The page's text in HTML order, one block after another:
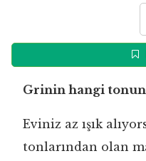
Grinin hangi
Eviniz az ışık
tonlarından olan